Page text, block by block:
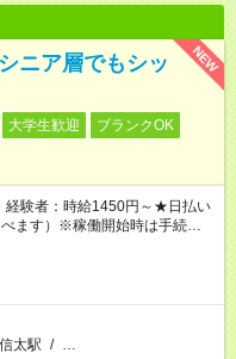
NEW
ニア層でもシッ
大学生歓迎
ブランクOK
験者：時給1450円～★日払い
ます）※稼働開始時は手続き完
太駅 / …